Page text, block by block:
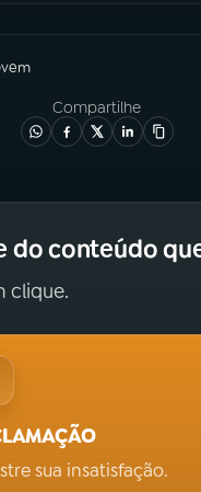
Compartilhe
do conteúdo
clique.
sua insatisfação.